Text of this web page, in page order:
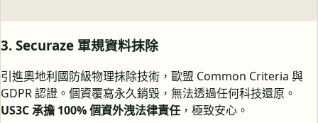
3. Securaze 軍規資料抹除
引進奧地利國防級物理抹除技術，歐盟 Common Criteria 與
GDPR 認證。個資覆寫永久銷毀，無法透過任何科技還原。
US3C 承擔 100% 個資外洩法律責任 ，極致安心。